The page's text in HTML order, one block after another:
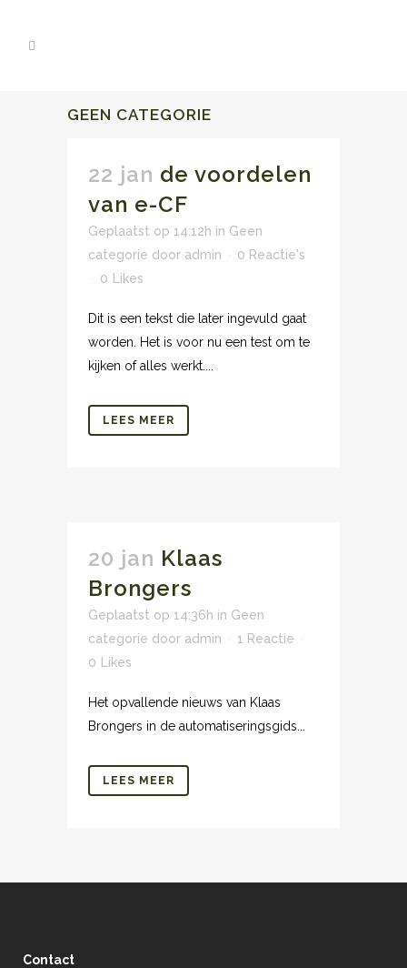
GEEN CATEGORIE
22 jan de voordelen
van e-CF
Geplaatst op 14:12h in Geen
categorie door admin
0 Reactie's
0
Likes
Dit is een tekst die later ingevuld gaat
worden. Het is voor nu een test om te
kijken of alles werkt....
LEES MEER
20 jan Klaas
Brongers
Geplaatst op 14:36h in Geen
categorie door admin
1 Reactie
0
Likes
Het opvallende nieuws van Klaas
Brongers in de automatiseringsgids...
LEES MEER
Contact